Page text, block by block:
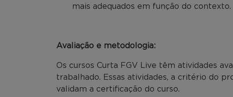
mais adequados em função do contexto.
Avaliação e metodologia:
Os cursos Curta FGV Live têm atividades
trabalhado. Essas atividades, a critério do
validam a certificação do curso.